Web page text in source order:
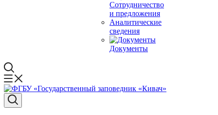
Сотрудничество
и предложения
Аналитические
сведения
Документы